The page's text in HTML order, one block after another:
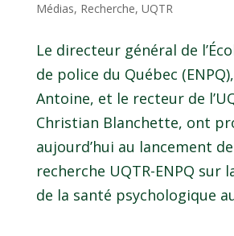
Médias, Recherche, UQTR
Le directeur général de
de police du Québec
Antoine, et le recteur de
Christian Blanchette, ont
aujourd’hui au lancement
recherche UQTR-ENPQ sur
de la santé psychologique